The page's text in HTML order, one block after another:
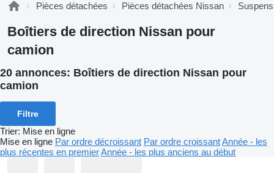
Pièces détachées Pièces détachées Nissan
Boîtiers de direction Nissan pour
camion
20 annonces: Boîtiers de direction Nissan pour
camion
Filtre
Trier: Mise en ligne
Mise en ligne Par ordre décroissant Par ordre croissantAnnée - les
plus récentes en premierAnnée - les plus anciens au début